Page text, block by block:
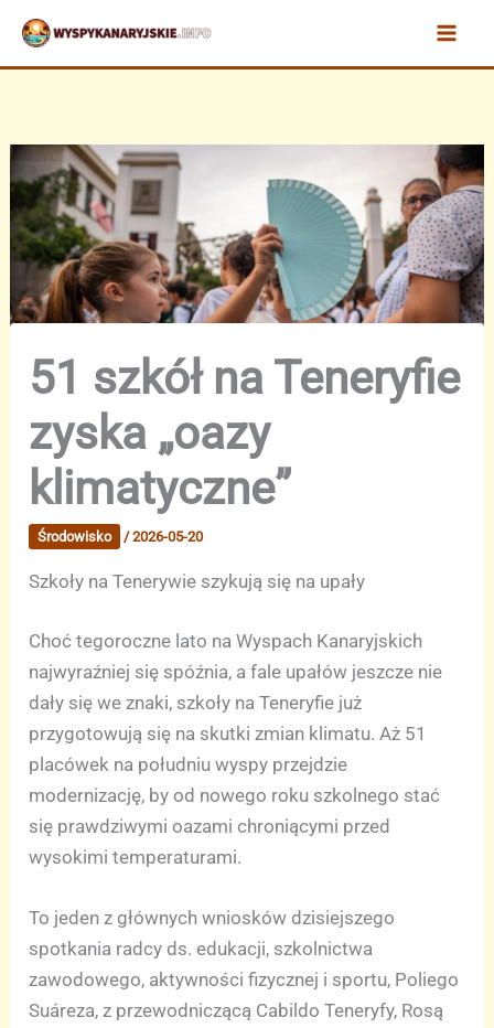
Przejdź
treści
51 szkół na Teneryfie
zyska „oazy
klimatyczne”
Środowisko /2026-05-20
Szkoły na Tenerywie szykują się na upały
Choć tegoroczne lato na Wyspach Kanaryjskich
najwyraźniej się spóźnia, a fale upałów jeszcze nie
dały się we znaki, szkoły na Teneryfie już
przygotowują się na skutki zmian klimatu. Aż 51
placówek na południu wyspy przejdzie
modernizację, by od nowego roku szkolnego stać
się prawdziwymi oazami chroniącymi przed
wysokimi temperaturami.
To jeden z głównych wniosków dzisiejszego
spotkania radcy ds. edukacji, szkolnictwa
zawodowego, aktywności fizycznej i sportu, Poliego
Suáreza, z przewodniczącą Cabildo Teneryfy, Rosą